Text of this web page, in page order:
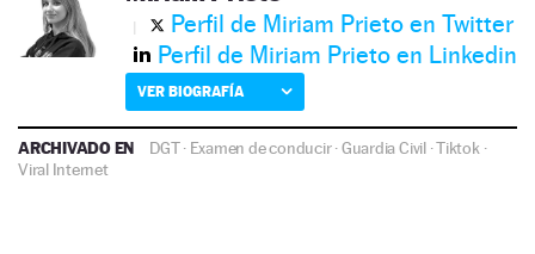
Perfil de Miriam Prieto en Twitter
Perfil de Miriam Prieto en Linkedin
VER BIOGRAFÍA
ARCHIVADO EN DGT· Examen de conducir·Guardia Civil·Tiktok ·
Viral Internet